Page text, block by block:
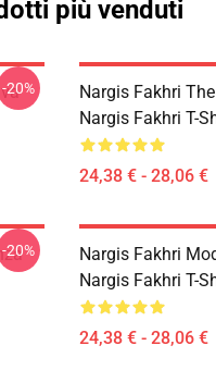
più venduti
-20%
Nargis Fakhri
Nargis Fakhri T-
24,38 € - 28,06 €
-20%
Nargis Fakhri
Nargis Fakhri T-
24,38 € - 28,06 €